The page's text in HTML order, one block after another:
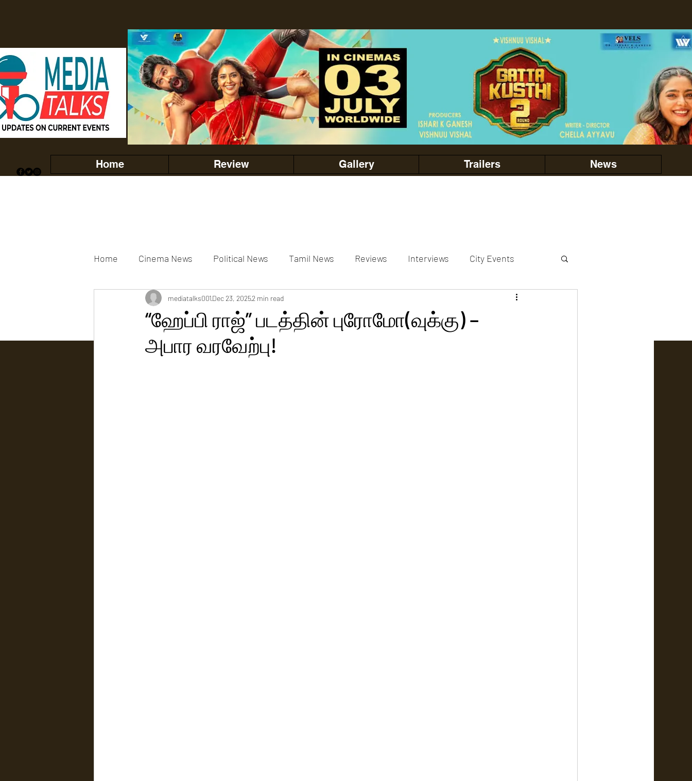
Home Review Gallery Trailers News
Home Cinema News Political News Tamil News Reviews Interviews City Events
Movies Gallery Actress Gallery Events Gallery actors gallery
“ஹேப்பி ராஜ்” படத்தின் புரோமோ(வுக்கு) –
அபார வரவேற்பு!
mediatalks001Dec 23, 20252 min read